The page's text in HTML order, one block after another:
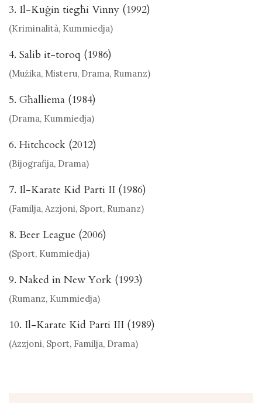
3. Il-Kuġin tiegħi Vinny (1992)
(Kriminalità, Kummiedja)
4. Salib it-toroq (1986)
(Mużika, Misteru, Drama, Rumanz)
5. Għalliema (1984)
(Drama, Kummiedja)
6. Hitchcock (2012)
(Bijografija, Drama)
7. Il-Karate Kid Parti II (1986)
(Familja, Azzjoni, Sport, Rumanz)
8. Beer League (2006)
(Sport, Kummiedja)
9. Naked in New York (1993)
(Rumanz, Kummiedja)
10. Il-Karate Kid Parti III (1989)
(Azzjoni, Sport, Familja, Drama)